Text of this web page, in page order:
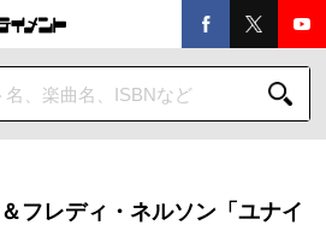
フレディ・ネルソン「ユナイ